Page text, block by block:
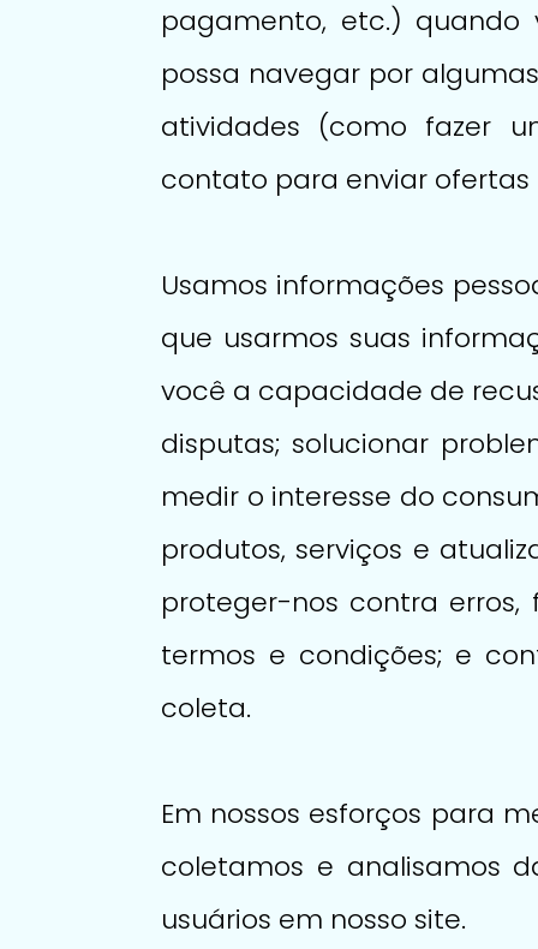
pagamento, etc.)
possa navegar por
atividades (como fazer
contato para enviar ofertas
Usamos informações
que usarmos suas
você a capacidade de
disputas; solucionar
medir o interesse do
produtos, serviços e
proteger-nos contra erros,
termos e condições; e
coleta.
Em nossos esforços para
coletamos e analisamos
usuários em nosso site.